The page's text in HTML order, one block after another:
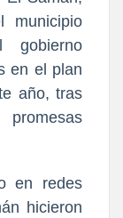
municipio
gobierno
en el plan
año, tras
en redes
hicieron